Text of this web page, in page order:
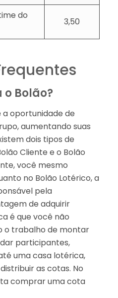
do
3,50
Bolão?
a oportunidade de
aumentando suas
dois tipos de
Cliente e o Bolão
você mesmo
no Bolão Lotérico, a
pela
de adquirir
é que você não
o trabalho de montar
participantes,
uma casa lotérica,
as cotas. No
comprar uma cota